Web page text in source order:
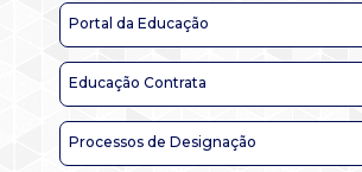
Portal da Educação
Educação Contrata
Processos de Designação